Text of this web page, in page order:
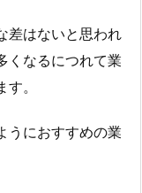
差はないと思われ
くなるにつれて業
。
うにおすすめの業